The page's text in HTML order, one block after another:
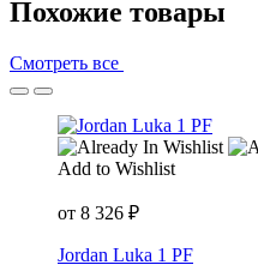
Похожие товары
Смотреть все
Add to Wishlist
от 8 326 ₽
Jordan Luka 1 PF